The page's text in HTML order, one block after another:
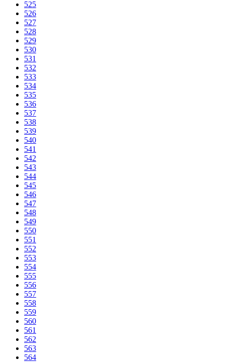
525
526
527
528
529
530
531
532
533
534
535
536
537
538
539
540
541
542
543
544
545
546
547
548
549
550
551
552
553
554
555
556
557
558
559
560
561
562
563
564